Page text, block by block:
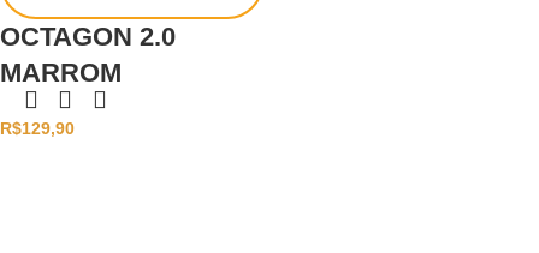
OCTAGON 2.0
MARROM
R$129,90